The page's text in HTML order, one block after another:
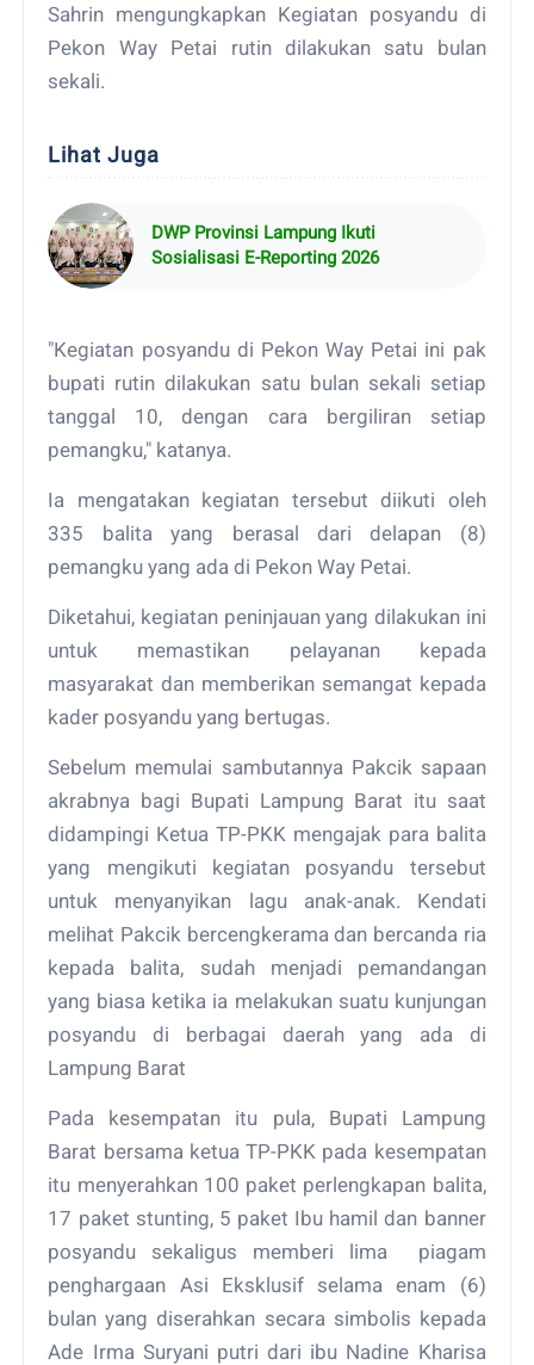
Sahrin mengungkapkan Kegiatan posyandu di
Pekon Way Petai rutin dilakukan satu bulan
sekali.
Lihat Juga
DWP Provinsi Lampung Ikuti
Sosialisasi E-Reporting 2026
"Kegiatan posyandu di Pekon Way Petai ini pak
bupati rutin dilakukan satu bulan sekali setiap
tanggal 10, dengan cara bergiliran setiap
pemangku," katanya.
Ia mengatakan kegiatan tersebut diikuti oleh
335 balita yang berasal dari delapan (8)
pemangku yang ada di Pekon Way Petai.
Diketahui, kegiatan peninjauan yang dilakukan ini
untuk memastikan pelayanan kepada
masyarakat dan memberikan semangat kepada
kader posyandu yang bertugas.
Sebelum memulai sambutannya Pakcik sapaan
akrabnya bagi Bupati Lampung Barat itu saat
didampingi Ketua TP-PKK mengajak para balita
yang mengikuti kegiatan posyandu tersebut
untuk menyanyikan lagu anak-anak. Kendati
melihat Pakcik bercengkerama dan bercanda ria
kepada balita, sudah menjadi pemandangan
yang biasa ketika ia melakukan suatu kunjungan
posyandu di berbagai daerah yang ada di
Lampung Barat
Pada kesempatan itu pula, Bupati Lampung
Barat bersama ketua TP-PKK pada kesempatan
itu menyerahkan 100 paket perlengkapan balita,
17 paket stunting, 5 paket Ibu hamil dan banner
posyandu sekaligus memberi lima piagam
penghargaan Asi Eksklusif selama enam (6)
bulan yang diserahkan secara simbolis kepada
Ade Irma Suryani putri dari ibu Nadine Kharisa